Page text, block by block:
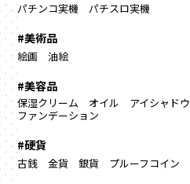
パチンコ実機 パチスロ実機
#美術品
絵画 油絵
#美容品
保湿クリーム オイル アイシャドウ
ファンデーション
#硬貨
古銭 金貨 銀貨 プルーフコイン